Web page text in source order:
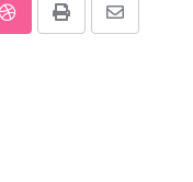
StumbleUpon
Print
Share